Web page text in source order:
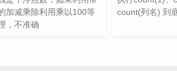
加减乘除利用乘以100等
，不准确
count(列名) 到